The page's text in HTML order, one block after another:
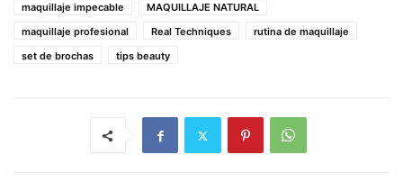
maquillaje impecable
MAQUILLAJE NATURAL
maquillaje profesional
Real Techniques
rutina de maquillaje
set de brochas
tips beauty